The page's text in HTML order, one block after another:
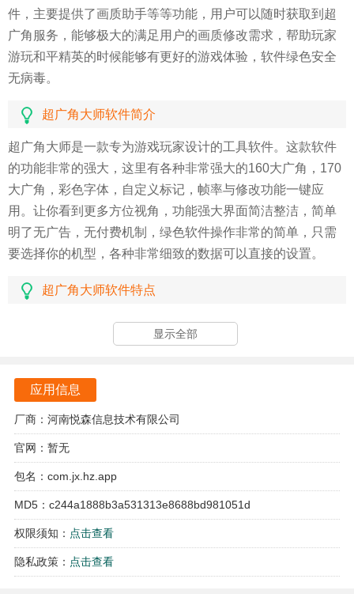
件，主要提供了画质助手等等功能，用户可以随时获取到超
广角服务，能够极大的满足用户的画质修改需求，帮助玩家
游玩和平精英的时候能够有更好的游戏体验，软件绿色安全
无病毒。
超广角大师软件简介
超广角大师是一款专为游戏玩家设计的工具软件。这款软件
的功能非常的强大，这里有各种非常强大的160大广角，170
大广角，彩色字体，自定义标记，帧率与修改功能一键应
用。让你看到更多方位视角，功能强大界面简洁整洁，简单
明了无广告，无付费机制，绿色软件操作非常的简单，只需
要选择你的机型，各种非常细致的数据可以直接的设置。
超广角大师软件特点
强大的画质修改功能，用户可以自由选择160大广角和170大
软件支持自定义标记和彩色字体，让用户的游戏体验更加个
性化。
它还提供了一键应用的功能，使得用户能够快速设置所需的
画质。
软件的操作非常简单，用户只需选择自己的手机型号即可进
行设置。
超广角大师怎么用
用户在手机端下载安装软件后，需要同意权限提醒进入软
显示全部
应用信息
厂商：河南悦森信息技术有限公司
官网：暂无
包名：com.jx.hz.app
MD5：c244a1888b3a531313e8688bd981051d
权限须知： 点击查看
隐私政策： 点击查看